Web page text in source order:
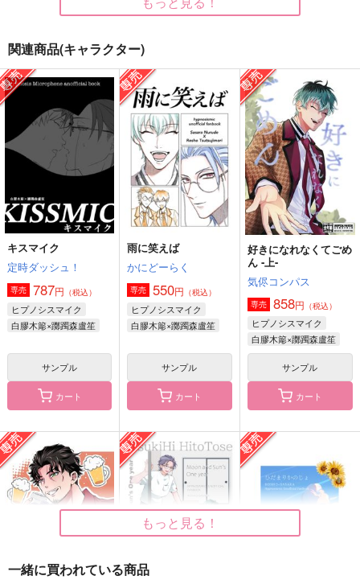
サンプル
作品詳細
サンプル サンプル
雑伊ブランケット小
choco_chocon
3,929円 （税込）
雑渡昆奈門×善法寺伊作
作品詳細
RKRNブランケット
choco_chocon
3,929円 （税込）
山田利吉×土井半助
作品詳細
波のゆくさきで笑え
やってられねえや！
627円（税込）
天谷奴零×白膠木簓
サンプル
作品詳細
関連商品(キャラクター)
キスマイク
定時ダッシュ！
専売 787円 （税込）
ヒプノシスマイク
白膠木簓×躑躅森盧笙
サンプル
カート
雨に笑えば
かにどーらく
専売 550円 （税込）
ヒプノシスマイク
白膠木簓×躑躅森盧笙
サンプル
カート
好きになれなくてごめ
ん ‐上-
気侭コンパス
専売 858円 （税込）
ヒプノシスマイク
白膠木簓×躑躅森盧笙
サンプル
カート
もっと見る！
一緒に買われている商品